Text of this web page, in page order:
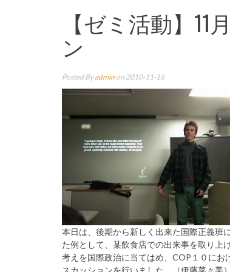
【ゼミ活動】
ン
Posted Byadmin on 2010-11-16
本日は、後期から新しく出来た国際正義班
た例として、某飲食店での出来事を取り上
考えを国際政治に当てはめ、COP１０に